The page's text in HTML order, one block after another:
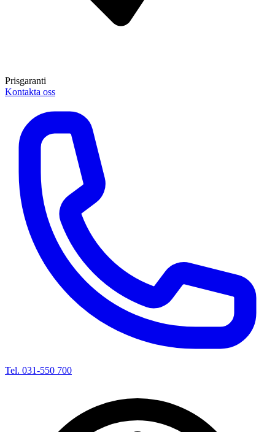
Prisgaranti
Kontakta oss
Tel. 031-550 700